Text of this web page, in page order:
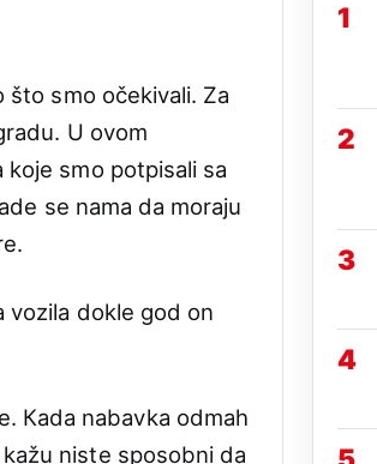
što smo očekivali. Za
U ovom
koje smo potpisali sa
se nama da moraju
vozila dokle god on
Кada nabavka odmah
niste sposobni da
1
2
3
4